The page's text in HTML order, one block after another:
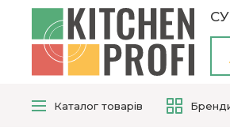
Каталог товарів